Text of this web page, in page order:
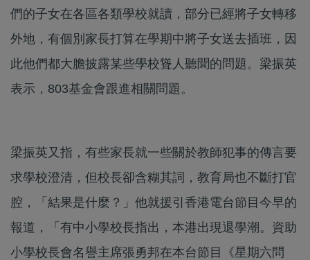
們的子女在各區各類學校就讀，部分已經將子女轉移
外地，有個別家長打算在學期中將子女送去插班，因
此他們都大膽披露某些學校聳人聽聞的問題。梁振英
表示，803基金會跟進相關問題。
梁振英又指，有些家長就一些關於教師犯事的傳言要
求學校澄清，但校長卻含糊其詞，教育局也不斷打官
腔，「結果是什麼？」他就援引香港電台節目今早的
報道，「有中小學校長指出，本港出現退學潮。資助
小學校長會名譽主席張勇邦在本台節目《星期六問